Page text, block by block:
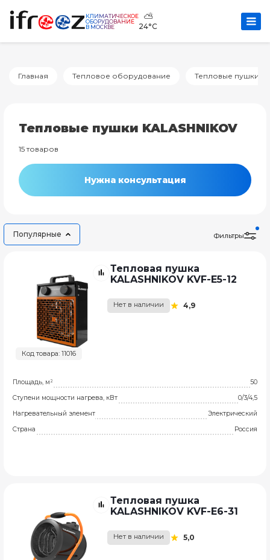
КЛИМАТИЧЕСКОЕ
ОБОРУДОВАНИЕ
В МОСКВЕ
⛅
24°C
Главная Тепловое оборудование Тепловые пушки
Тепловые пушки KALASHNIKOV
15 товаров
Нужна консультация
Популярные Фильтры
Код товара: 11016
Тепловая пушка
KALASHNIKOV KVF-E5-12
Нет в наличии 4,9
Площадь, м²
50
Ступени мощности нагрева, кВт
0/3/4,5
Нагревательный элемент
Электрический
Страна
Россия
Тепловая пушка
KALASHNIKOV KVF-E6-31
Нет в наличии 5,0